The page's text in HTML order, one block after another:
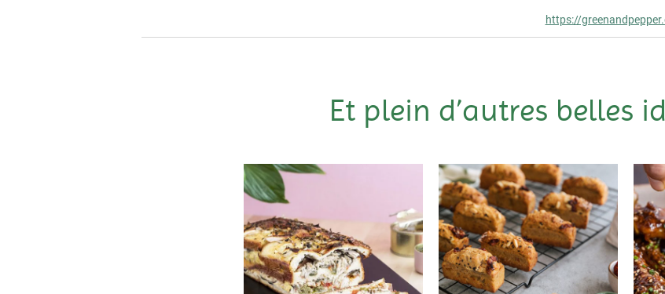
https://
Et plein d’autres belles